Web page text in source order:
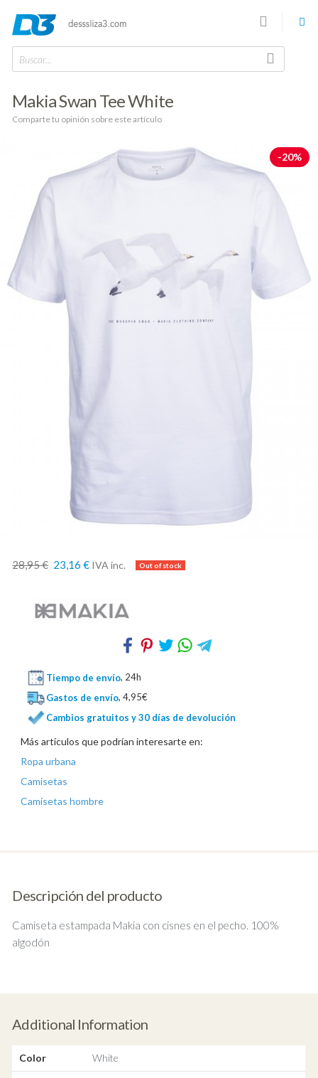
Buscar...
Makia Swan Tee White
Comparte tu opinión sobre este artículo
-20%
28,95 € 23,16 € IVA inc.
Tiempo de envío, 24h
Gastos de envío, 4,95€
Cambios gratuitos y 30 días de devolución
Más artículos que podrían interesarte en:
Ropa urbana
Camisetas
Camisetas hombre
Descripción del producto
Camiseta estampada Makia con cisnes en el pecho. 100%
algodón
Additional Information
Color White